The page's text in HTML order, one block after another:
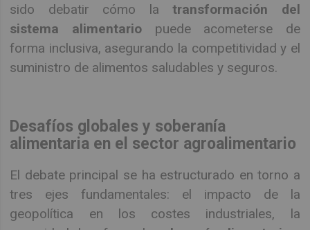
sido debatir cómo latransformación del
sistema alimentariopuede acometerse de
forma inclusiva, asegurando la competitividad y el
suministro de alimentos saludables y seguros.
Desafíos globales y soberanía
alimentaria en el sector agroalimentario
El debate principal se ha estructurado en torno a
tres ejes fundamentales: el impacto de la
geopolítica en los costes industriales, la